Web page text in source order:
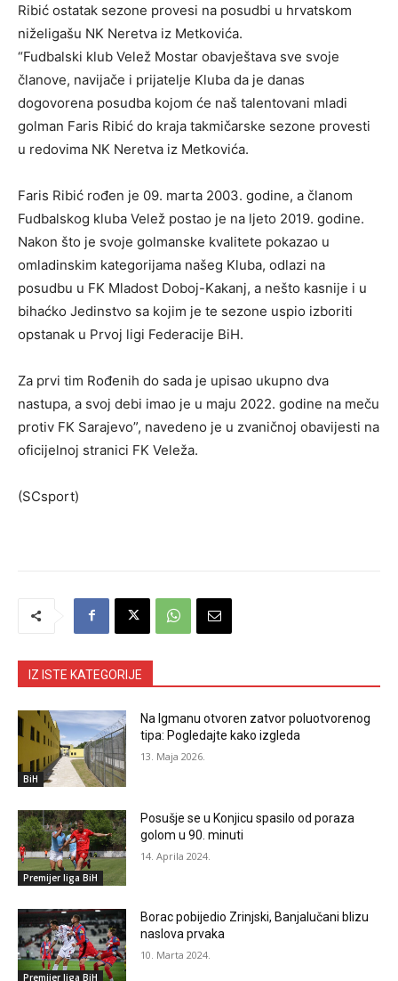
Ribić ostatak sezone provesi na posudbi u hrvatskom
niželigašu NK Neretva iz Metkovića.
“Fudbalski klub Velež Mostar obavještava sve svoje
članove, navijače i prijatelje Kluba da je danas
dogovorena posudba kojom će naš talentovani mladi
golman Faris Ribić do kraja takmičarske sezone provesti
u redovima NK Neretva iz Metkovića.
Faris Ribić rođen je 09. marta 2003. godine, a članom
Fudbalskog kluba Velež postao je na ljeto 2019. godine.
Nakon što je svoje golmanske kvalitete pokazao u
omladinskim kategorijama našeg Kluba, odlazi na
posudbu u FK Mladost Doboj-Kakanj, a nešto kasnije i u
bihaćko Jedinstvo sa kojim je te sezone uspio izboriti
opstanak u Prvoj ligi Federacije BiH.
Za prvi tim Rođenih do sada je upisao ukupno dva
nastupa, a svoj debi imao je u maju 2022. godine na meču
protiv FK Sarajevo”, navedeno je u zvaničnoj obavijesti na
oficijelnoj stranici FK Veleža.
(SCsport)
IZ ISTE KATEGORIJE
BiH
Na Igmanu otvoren zatvor poluotvorenog
tipa: Pogledajte kako izgleda
13. Maja 2026.
Premijer liga BiH
Posušje se u Konjicu spasilo od poraza
golom u 90. minuti
14. Aprila 2024.
Premijer liga BiH
Borac pobijedio Zrinjski, Banjalučani blizu
naslova prvaka
10. Marta 2024.